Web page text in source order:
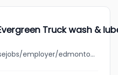
Truck wash &
jobbank.gc.ca/browsejobs/employer/edmonton+evergreen+truck+wash+%26+lube+inc./ca